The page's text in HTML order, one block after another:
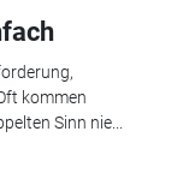
kommen
Sinn nie...